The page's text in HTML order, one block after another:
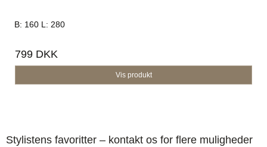
B: 160 L: 280
799 DKK
Vis produkt
Stylistens favoritter – kontakt os for flere muligheder